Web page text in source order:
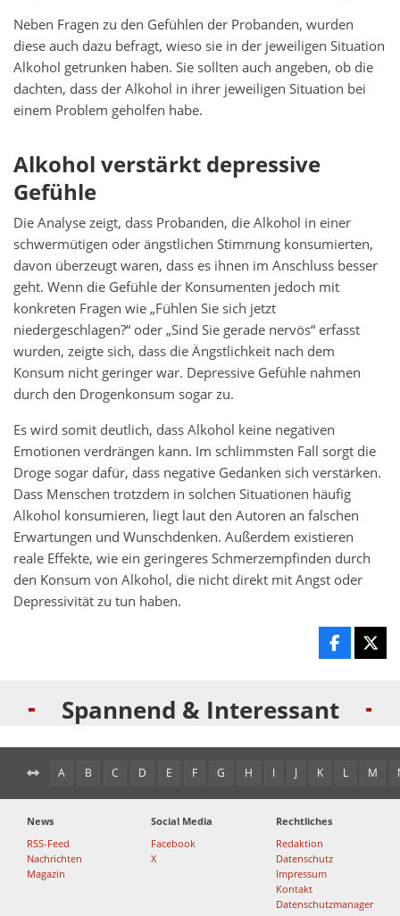
Neben Fragen zu den Gefühlen der Probanden, wurden
diese auch dazu befragt, wieso sie in der jeweiligen Situation
Alkohol getrunken haben. Sie sollten auch angeben, ob die
dachten, dass der Alkohol in ihrer jeweiligen Situation bei
einem Problem geholfen habe.
Alkohol verstärkt depressive
Gefühle
Die Analyse zeigt, dass Probanden, die Alkohol in einer
schwermütigen oder ängstlichen Stimmung konsumierten,
davon überzeugt waren, dass es ihnen im Anschluss besser
geht. Wenn die Gefühle der Konsumenten jedoch mit
konkreten Fragen wie „Fühlen Sie sich jetzt
niedergeschlagen?“ oder „Sind Sie gerade nervös“ erfasst
wurden, zeigte sich, dass die Ängstlichkeit nach dem
Konsum nicht geringer war. Depressive Gefühle nahmen
durch den Drogenkonsum sogar zu.
Es wird somit deutlich, dass Alkohol keine negativen
Emotionen verdrängen kann. Im schlimmsten Fall sorgt die
Droge sogar dafür, dass negative Gedanken sich verstärken.
Dass Menschen trotzdem in solchen Situationen häufig
Alkohol konsumieren, liegt laut den Autoren an falschen
Erwartungen und Wunschdenken. Außerdem existieren
reale Effekte, wie ein geringeres Schmerzempfinden durch
den Konsum von Alkohol, die nicht direkt mit Angst oder
Depressivität zu tun haben.
Spannend & Interessant
A B C D E F G H I J K L M
News
RSS-Feed
Nachrichten
Magazin
Social Media
Facebook
X
Rechtliches
Redaktion
Datenschutz
Impressum
Kontakt
Datenschutzmanager